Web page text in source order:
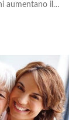
aumentano il…